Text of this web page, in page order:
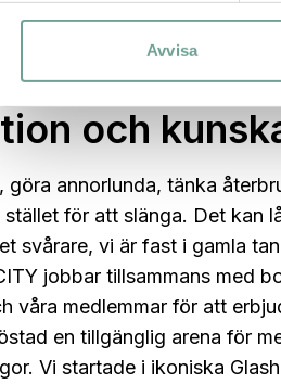
Avvisa
och
, göra annorlunda, tänka
stället för att slänga. Det kan
svårare, vi är fast i gamla
jobbar tillsammans med
våra medlemmar för att
en tillgänglig arena för
Vi startade i ikoniska